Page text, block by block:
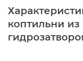
коптильни